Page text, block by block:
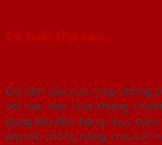
Có tuổi thọ cao
Độ bền của cửa thép chống
với các loại cửa thông
dụng lên đến hàng chục
âm tốt, chống nắng, chịu lực